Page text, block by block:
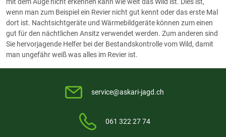
wenn man zum Beispiel ein Revier nicht gut kennt oder das erste Mal
dort ist. Nachtsichtgeräte und Wärmebildgeräte können zum einen
gut für den nächtlichen Ansitz verwendet werden. Zum anderen sind
Sie hervorjagende Helfer bei der Bestandskontrolle vom Wild, damit
man ungefähr weiß was alles im Revier ist.
service@askari-jagd.ch
061 322 27 74